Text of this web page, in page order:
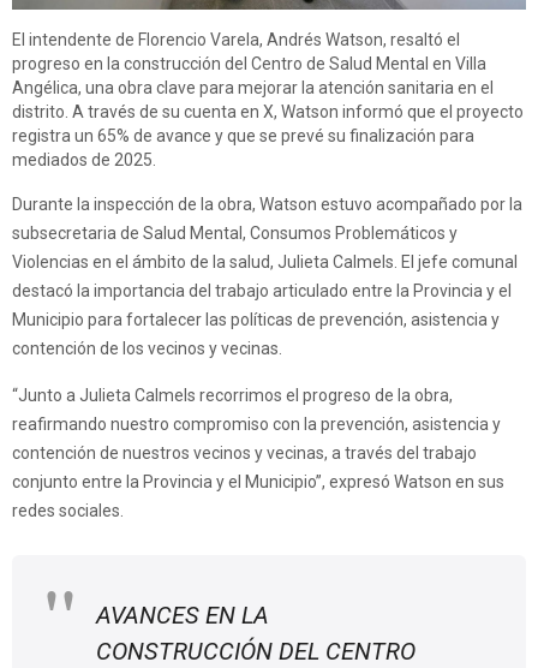
El intendente de Florencio Varela, Andrés Watson, resaltó el
progreso en la construcción del Centro de Salud Mental en Villa
Angélica, una obra clave para mejorar la atención sanitaria en el
distrito. A través de su cuenta en X, Watson informó que el proyecto
registra un 65% de avance y que se prevé su finalización para
mediados de 2025.
Durante la inspección de la obra, Watson estuvo acompañado por la
subsecretaria de Salud Mental, Consumos Problemáticos y
Violencias en el ámbito de la salud, Julieta Calmels. El jefe comunal
destacó la importancia del trabajo articulado entre la Provincia y el
Municipio para fortalecer las políticas de prevención, asistencia y
contención de los vecinos y vecinas.
“Junto a Julieta Calmels recorrimos el progreso de la obra,
reafirmando nuestro compromiso con la prevención, asistencia y
contención de nuestros vecinos y vecinas, a través del trabajo
conjunto entre la Provincia y el Municipio”, expresó Watson en sus
redes sociales.
AVANCES EN LA
CONSTRUCCIÓN DEL CENTRO